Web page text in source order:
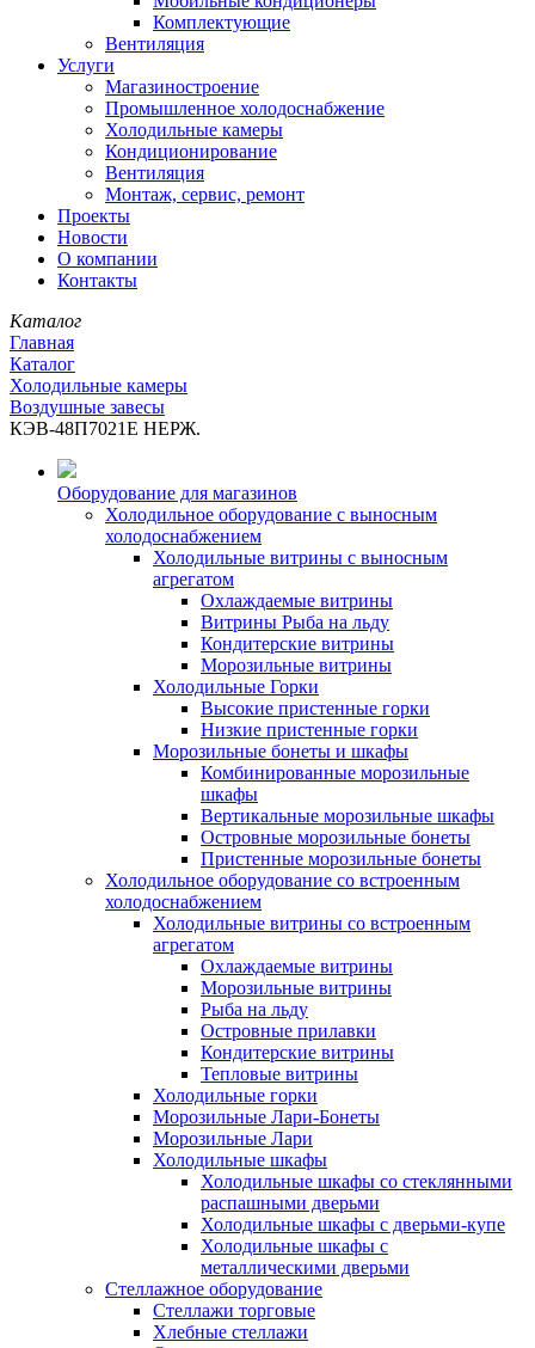
Комплектующие
Вентиляция
Услуги
Магазиностроение
Промышленное холодоснабжение
Холодильные камеры
Кондиционирование
Вентиляция
Монтаж, сервис, ремонт
Проекты
Новости
О компании
Контакты
Каталог
Главная
Каталог
Холодильные камеры
Воздушные завесы
КЭВ-48П7021Е НЕРЖ.
Оборудование для магазинов
Холодильное оборудование с выносным
холодоснабжением
Холодильные витрины с выносным
агрегатом
Охлаждаемые витрины
Витрины Рыба на льду
Кондитерские витрины
Морозильные витрины
Холодильные Горки
Высокие пристенные горки
Низкие пристенные горки
Морозильные бонеты и шкафы
Комбинированные морозильные
шкафы
Вертикальные морозильные шкафы
Островные морозильные бонеты
Пристенные морозильные бонеты
Холодильное оборудование со встроенным
холодоснабжением
Холодильные витрины со встроенным
агрегатом
Охлаждаемые витрины
Морозильные витрины
Рыба на льду
Островные прилавки
Кондитерские витрины
Тепловые витрины
Холодильные горки
Морозильные Лари-Бонеты
Морозильные Лари
Холодильные шкафы
Холодильные шкафы со стеклянными
распашными дверьми
Холодильные шкафы с дверьми-купе
Холодильные шкафы с
металлическими дверьми
Стеллажное оборудование
Стеллажи торговые
Хлебные стеллажи